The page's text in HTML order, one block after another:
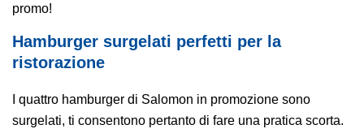
promo!
Hamburger surgelati perfetti per la
ristorazione
I quattro hamburger di Salomon in promozione sono
surgelati, ti consentono pertanto di fare una pratica scorta.